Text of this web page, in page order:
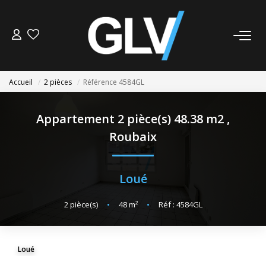
LOCATION
GESTION
NOS AGENCES
Nos Agences
Accueil 2 pièces Référence 4584GL
Appartement 2 pièce(s) 48.38 m2 ,
Roubaix
Loué
2 pièce(s) • 48m² • Réf : 4584GL
Loué